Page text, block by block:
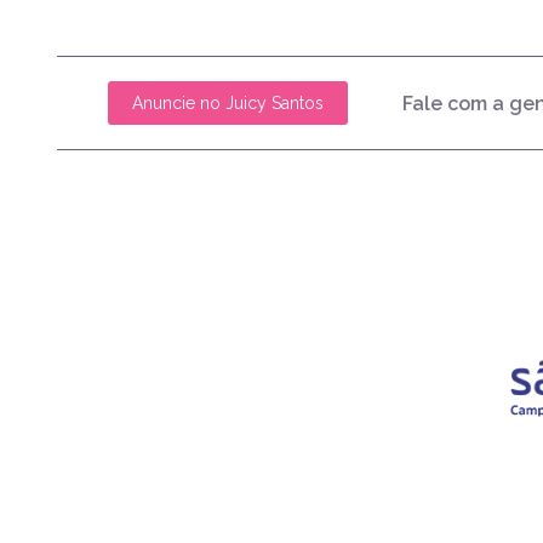
Anuncie no Juicy Santos Fale com a